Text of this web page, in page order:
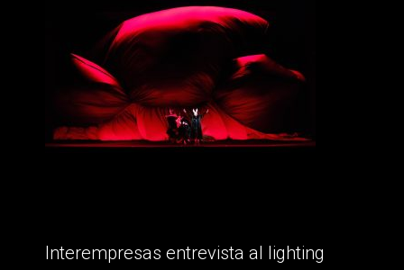
Interempresas entrevista al lighting